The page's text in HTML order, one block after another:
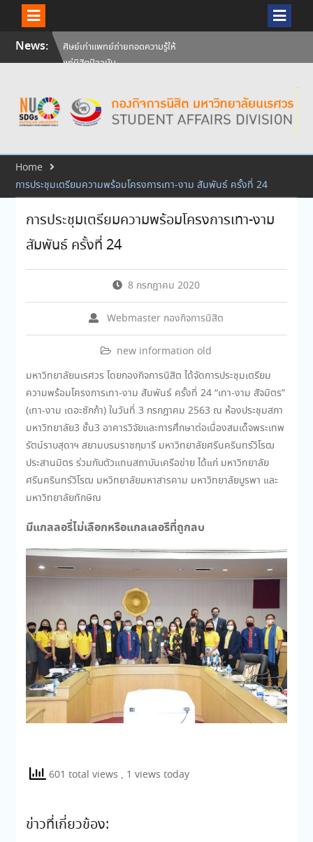
SkipNews:
ศิษย์เก่าแพทย์ถ่ายทอดความรู้ให้
แก่นิสิตปัจจุบัน
นเรศวร ครบรอบ 36 ปี 29
กรกฎาคม 2569
สัมภาษณ์นิสิตเพื่อพิจารณาเข้ารับ
ประจำปีการศึกษา 256
Home
การประชุมเตรียมความพร้อมโครงการเทา-งาม สัมพันธ์ ครั้งที่ 24
การประชุมเตรียมความพร้อมโครงการเทา-งาม
สัมพันธ์ ครั้งที่ 24
8 กรกฎาคม 2020
Webmaster กองกิจการนิสิต
new information old
มหาวิทยาลัยนเรศวร โดยกองกิจการนิสิต ได้จัดการประชุมเตรียม
ความพร้อมโครงการเทา-งาม สัมพันธ์ ครั้งที่ 24 “เทา-งาม สัจมิตร”
(เทา-งาม เดอะซักก้า) ในวันที่ 3 กรกฎาคม 2563 ณ ห้องประชุมสภา
มหาวิทยาลัย3 ชั้น3 อาคารวิจัยและการศึกษาต่อเนื่องสมเด็จพระเทพ
รัตน์ราบสุดาฯ สยามบรมราชกุมารี มหาวิทยาลัยศรีนครินทร์วิโรฒ
ประสานมิตร ร่วมกับตัวแทนสถาบันเครือข่าย ได้แก่ มหาวิทยาลัย
ศรีนครินทร์วิโรฒ มหวิทยาลัยมหาสารคาม มหาวิทยาลัยบูรพา และ
มหาวิทยาลัยทักษิณ
มีแกลลอรี่ไม่เลือกหรือแกลเลอรีที่ถูกลบ
601 total views , 1 views today
ข่าวที่เกี่ยวข้อง: